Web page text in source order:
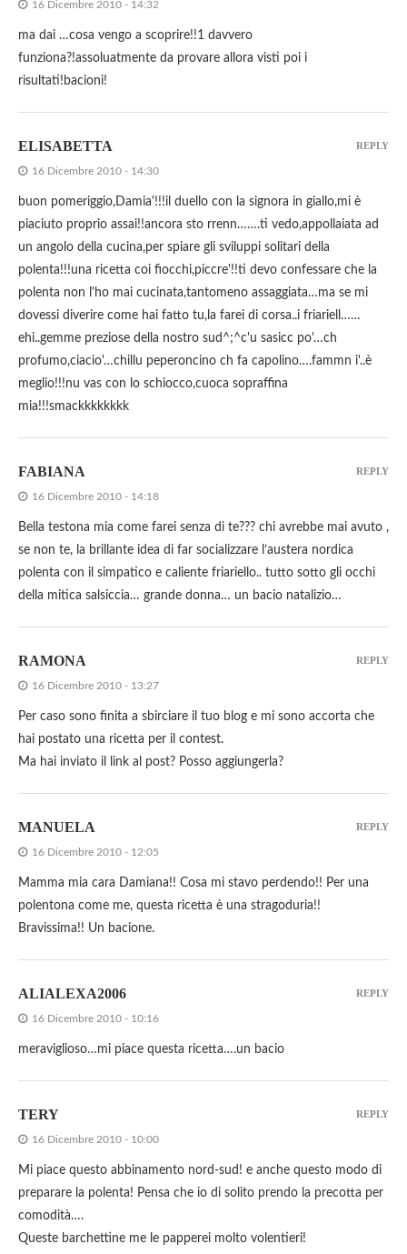
16 Dicembre 2010 - 14:32
ma dai …cosa vengo a scoprire!!1 davvero
funziona?!assoluatmente da provare allora visti poi i
risultati!bacioni!
ELISABETTA
16 Dicembre 2010 - 14:30
buon pomeriggio,Damia'!!!il duello con la signora in giallo,mi è
piaciuto proprio assai!!ancora sto rrenn…….ti vedo,appollaiata ad
un angolo della cucina,per spiare gli sviluppi solitari della
polenta!!!una ricetta coi fiocchi,piccre'!!ti devo confessare che la
polenta non l'ho mai cucinata,tantomeno assaggiata…ma se mi
dovessi diverire come hai fatto tu,la farei di corsa..i friariell……
ehi..gemme preziose della nostro sud^;^c'u sasicc po'…ch
profumo,ciacio'…chillu peperoncino ch fa capolino….fammn i'..è
meglio!!!nu vas con lo schiocco,cuoca sopraffina
mia!!!smackkkkkkkk
REPLY
FABIANA
16 Dicembre 2010 - 14:18
Bella testona mia come farei senza di te??? chi avrebbe mai avuto ,
se non te, la brillante idea di far socializzare l’austera nordica
polenta con il simpatico e caliente friariello.. tutto sotto gli occhi
della mitica salsiccia… grande donna… un bacio natalizio…
REPLY
RAMONA
16 Dicembre 2010 - 13:27
Per caso sono finita a sbirciare il tuo blog e mi sono accorta che
hai postato una ricetta per il contest.
Ma hai inviato il link al post? Posso aggiungerla?
REPLY
MANUELA
16 Dicembre 2010 - 12:05
Mamma mia cara Damiana!! Cosa mi stavo perdendo!! Per una
polentona come me, questa ricetta è una stragoduria!!
Bravissima!! Un bacione.
REPLY
ALIALEXA2006
16 Dicembre 2010 - 10:16
meraviglioso…mi piace questa ricetta….un bacio
REPLY
TERY
16 Dicembre 2010 - 10:00
Mi piace questo abbinamento nord-sud! e anche questo modo di
preparare la polenta! Pensa che io di solito prendo la precotta per
comodità….
Queste barchettine me le papperei molto volentieri!
REPLY